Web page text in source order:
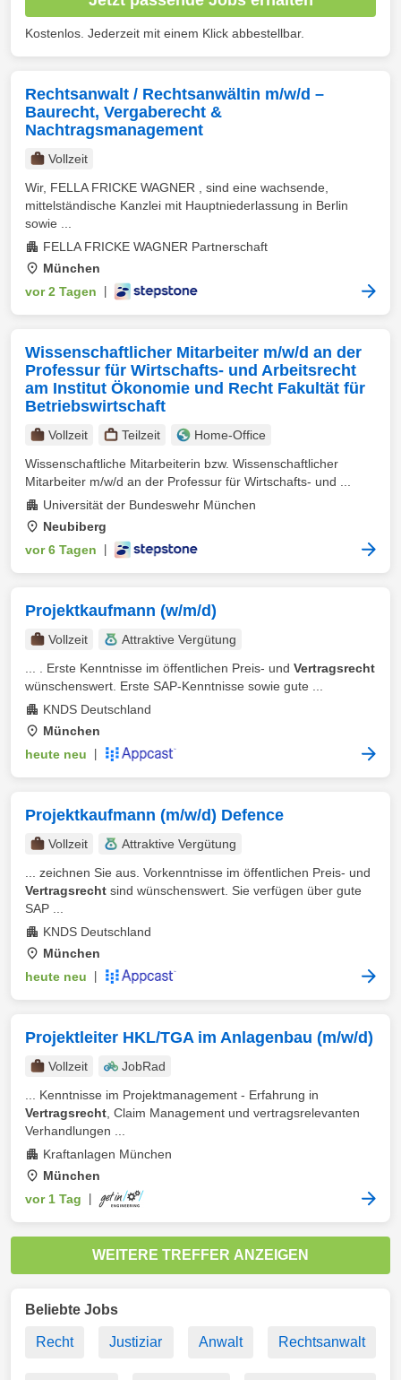
Kostenlos. Jederzeit mit einem Klick abbestellbar.
Rechtsanwalt / Rechtsanwältin m/w/d –
Baurecht, Vergaberecht &
Nachtragsmanagement
Vollzeit
Wir, FELLA FRICKE WAGNER , sind eine wachsende,
mittelständische Kanzlei mit Hauptniederlassung in Berlin
sowie ...
FELLA FRICKE WAGNER Partnerschaft
München
vor 2 Tagen
Wissenschaftlicher Mitarbeiter m/w/d an der
Professur für Wirtschafts- und Arbeitsrecht
am Institut Ökonomie und Recht Fakultät für
Betriebswirtschaft
Vollzeit Teilzeit
Home-Office
Wissenschaftliche Mitarbeiterin bzw. Wissenschaftlicher
Mitarbeiter m/w/d an der Professur für Wirtschafts- und ...
Universität der Bundeswehr München
Neubiberg
vor 6 Tagen
Projektkaufmann (w/m/d)
Vollzeit
Attraktive Vergütung
... . Erste Kenntnisse im öffentlichen Preis- und Vertragsrecht
wünschenswert. Erste SAP-Kenntnisse sowie gute ...
KNDS Deutschland
München
heute neu
Projektkaufmann (m/w/d) Defence
Vollzeit
Attraktive Vergütung
... zeichnen Sie aus. Vorkenntnisse im öffentlichen Preis- und
Vertragsrecht sind wünschenswert. Sie verfügen über gute
SAP ...
KNDS Deutschland
München
heute neu
Projektleiter HKL/TGA im Anlagenbau (m/w/d)
Vollzeit
JobRad
... Kenntnisse im Projektmanagement - Erfahrung in
Vertragsrecht , Claim Management und vertragsrelevanten
Verhandlungen ...
Kraftanlagen München
München
vor 1 Tag
WEITERE TREFFER ANZEIGEN
Beliebte Jobs
Recht Justiziar Anwalt Rechtsanwalt